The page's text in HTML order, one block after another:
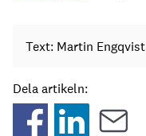
Text: Martin Engqvist
Dela artikeln: